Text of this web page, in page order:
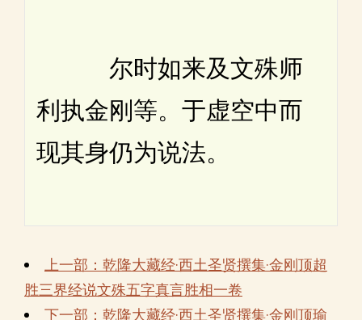
尔时如来及文殊师
利执金刚等。于虚空中而
现其身仍为说法。
上一部：乾隆大藏经·西土圣贤撰集·金刚顶超
胜三界经说文殊五字真言胜相一卷
下一部：乾隆大藏经·西土圣贤撰集·金刚顶瑜